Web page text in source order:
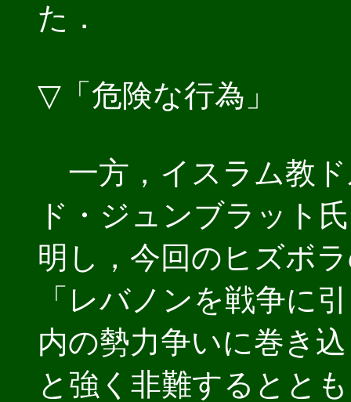
た．
▽「危険な行為」
一方，イスラム教
ド・ジュンブラット
明し，今回のヒズボ
「レバノンを戦争に
内の勢力争いに巻き
と強く非難するとと